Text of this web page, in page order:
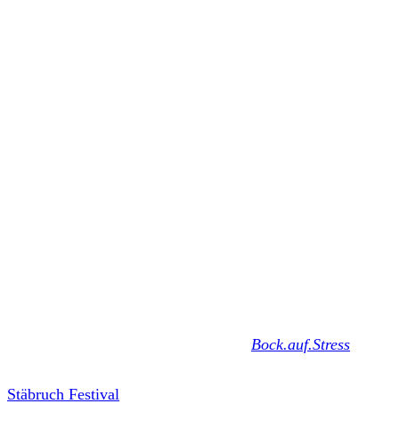
Bock.auf.Stress
Stäbruch Festival